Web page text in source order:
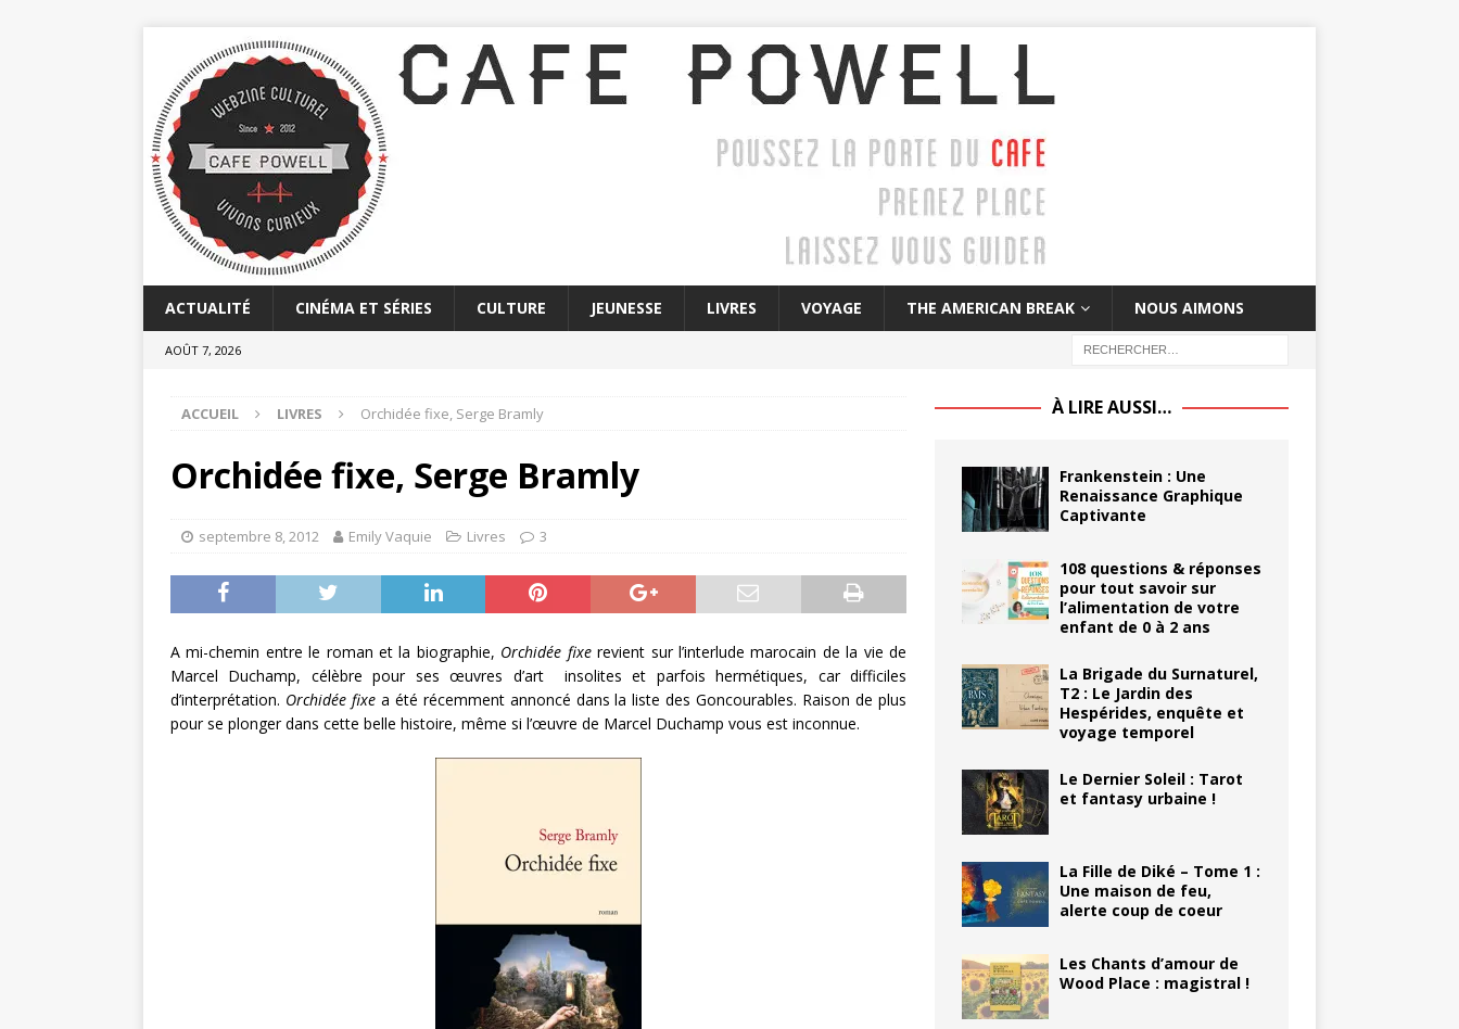
ACTUALITÉ CINÉMA ET SÉRIES CULTURE JEUNESSE LIVRES VOYAGE THE AMERICAN BREAK NOUS AIMONS
AOÛT 7, 2026
ACCUEIL LIVRES Orchidée fixe, Serge Bramly
Orchidée fixe, Serge Bramly
septembre 8, 2012 Emily Vaquie Livres 3
A mi-chemin entre le roman et la biographie, Orchidée fixerevient sur l’interlude marocain de la vie de
Marcel Duchamp, célèbre pour ses œuvres d’art insolites et parfois hermétiques, car difficiles
d’interprétation. Orchidée fixea été récemment annoncé dans la liste des Goncourables. Raison de plus
pour se plonger dans cette belle histoire, même si l’œuvre de Marcel Duchamp vous est inconnue.
À LIRE AUSSI…
Frankenstein : Une
Renaissance Graphique
Captivante
108 questions & réponses
pour tout savoir sur
l’alimentation de votre
enfant de 0 à 2 ans
La Brigade du Surnaturel,
T2 : Le Jardin des
Hespérides, enquête et
voyage temporel
Le Dernier Soleil : Tarot
et fantasy urbaine !
La Fille de Diké – Tome 1 :
Une maison de feu,
alerte coup de coeur
Les Chants d’amour de
Wood Place : magistral !